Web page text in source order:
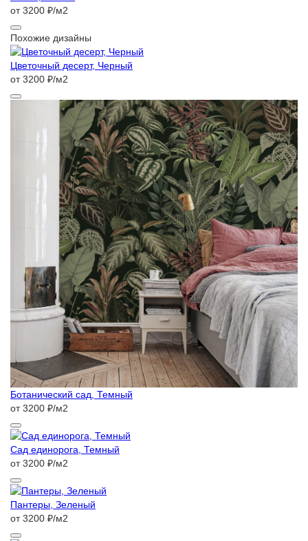
от 3200 ₽/м2
Похожие дизайны
Цветочный десерт, Черный
от 3200 ₽/м2
Ботанический сад, Темный
от 3200 ₽/м2
Сад единорога, Темный
от 3200 ₽/м2
Пантеры, Зеленый
от 3200 ₽/м2